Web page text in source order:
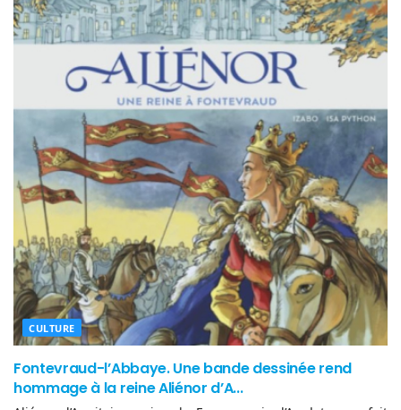
CULTURE
Fontevraud-l’Abbaye. Une bande dessinée rend
hommage à la reine Aliénor d’A...